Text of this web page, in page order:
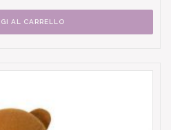
AL CARRELLO